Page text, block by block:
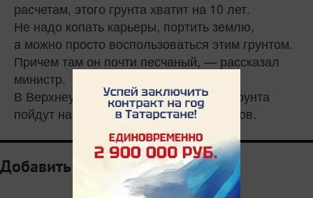
расчетам, этого грунта хватит на 10 лет.
Не надо копать карьеры, портить землю,
а можно просто воспользоваться этим грунтом.
Причем там он почти песчаный, — рассказал
министр.
В Верхнеуслонском районе излишки грунта
пойдут на рекультивацию двух карьеров.
Добавить комментарий